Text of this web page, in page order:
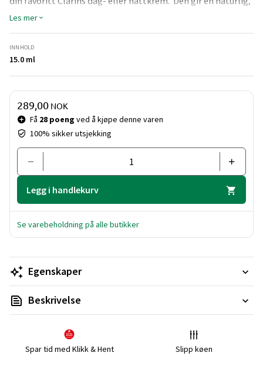
solbrun farge gjennom hele året som kombinerer
selvbruningseffekt med den fuktighetsgivende eller
oppstrammende effekten du får fra din dag- eller nattkrem.
Les mer
INNHOLD
15.0 ml
Pris og mengde
Få 28 poeng ved å kjøpe denne varen
100% sikker utsjekking
289,00 NOK
Legg i handlekurv
Se varebeholdning på alle butikker
Egenskaper
Beskrivelse
Spar tid med Klikk & Hent Slipp køen